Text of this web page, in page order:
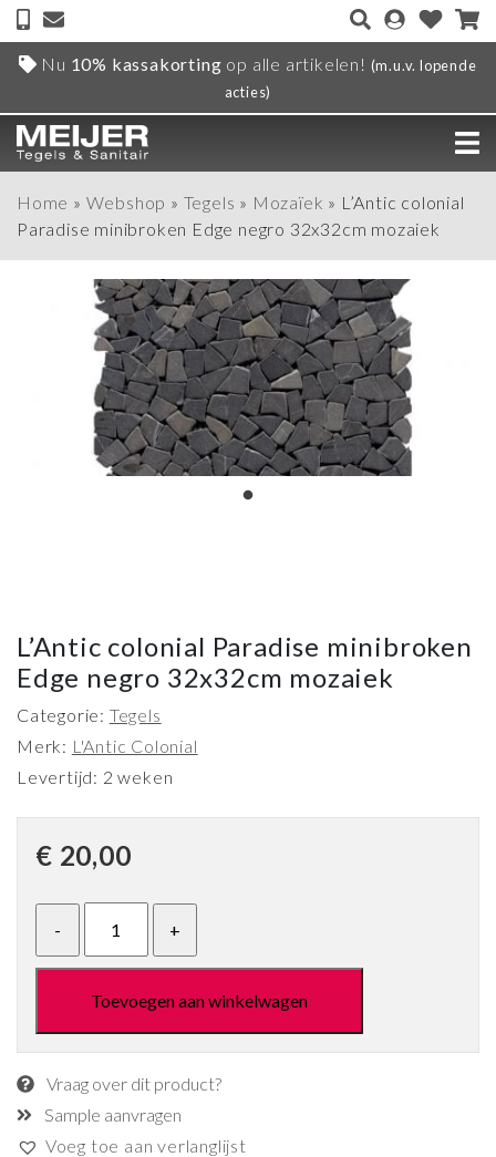
Nu 10% kassakorting op alle artikelen! (m.u.v. lopende
acties)
Home » Webshop » Tegels » Mozaïek » L’Antic colonial
Paradise minibroken Edge negro 32x32cm mozaiek
L’Antic colonial Paradise minibroken
Edge negro 32x32cm mozaiek
Categorie: Tegels
Merk: L'Antic Colonial
Levertijd: 2 weken
€ 20,00
Toevoegen aan winkelwagen
Vraag over dit product?
Sample aanvragen
Voeg toe aan verlanglijst